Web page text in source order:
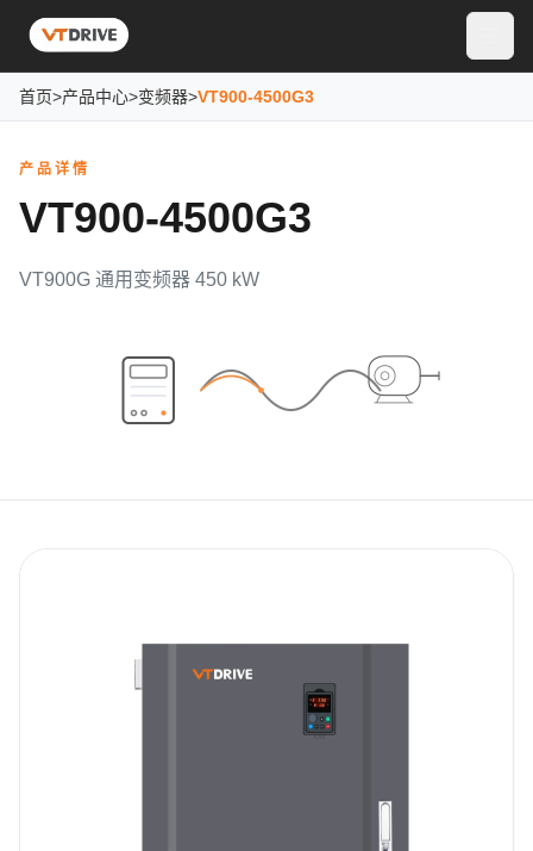
首页>产品中心>变频器>VT900-4500G3
产品详情
VT900-4500G3
VT900G 通用变频器 450 kW